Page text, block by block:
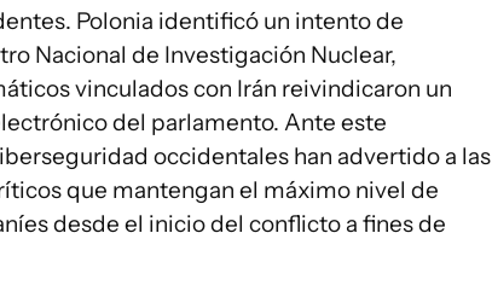
Polonia identificó un intento de
Nacional de Investigación Nuclear,
vinculados con Irán reivindicaron un
del parlamento. Ante este
occidentales han advertido a las
que mantengan el máximo nivel de
desde el inicio del conflicto a fines de